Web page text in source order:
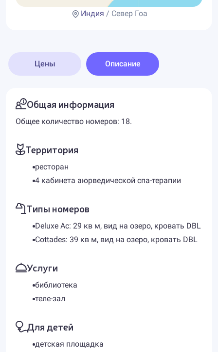
Индия / Север Гоа
Цены Описание
Общая информация
Общее количество номеров: 18.
Территория
ресторан
4 кабинета аюрведической спа-терапии
Типы номеров
Deluxe Ac: 29 кв м, вид на озеро, кровать DBL
Cottades: 39 кв м, вид на озеро, кровать DBL
Услуги
библиотека
теле-зал
Для детей
детская площадка